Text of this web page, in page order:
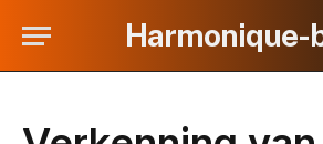
Harmonique-